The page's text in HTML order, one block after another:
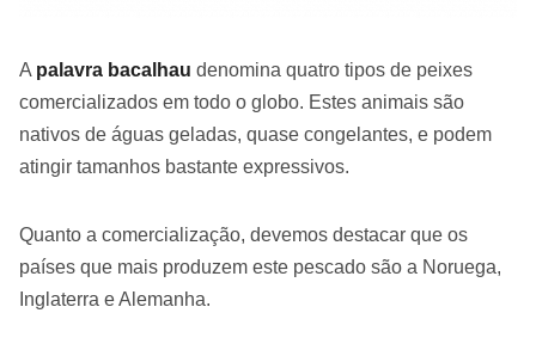
A palavra bacalhau denomina quatro tipos de peixes
comercializados em todo o globo. Estes animais são
nativos de águas geladas, quase congelantes, e podem
atingir tamanhos bastante expressivos.
Quanto a comercialização, devemos destacar que os
países que mais produzem este pescado são a Noruega,
Inglaterra e Alemanha.